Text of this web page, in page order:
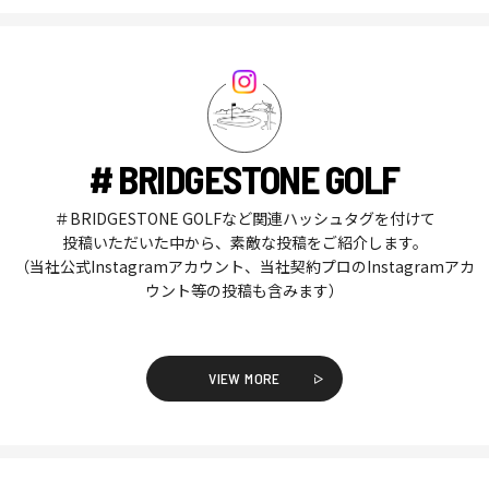
# BRIDGESTONE GOLF
＃BRIDGESTONE GOLFなど関連ハッシュタグを付けて
投稿いただいた中から、素敵な投稿をご紹介します。
（当社公式Instagramアカウント、当社契約プロのInstagramアカ
ウント等の投稿も含みます）
VIEW MORE